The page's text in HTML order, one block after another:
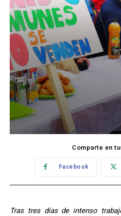
Comparte en
Facebook
Tras tres días de intenso